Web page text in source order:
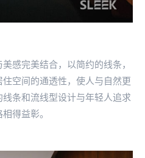
感完美结合，以简约的线条，
空间的通透性，使人与自然更
条和流线型设计与年轻人追求
得益彰。